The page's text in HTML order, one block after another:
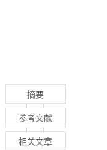
摘要
参考文献
相关文章